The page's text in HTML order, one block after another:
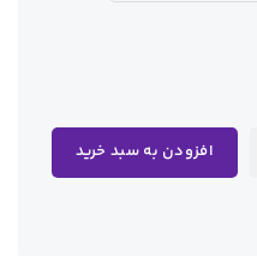
افزودن به سبد خرید